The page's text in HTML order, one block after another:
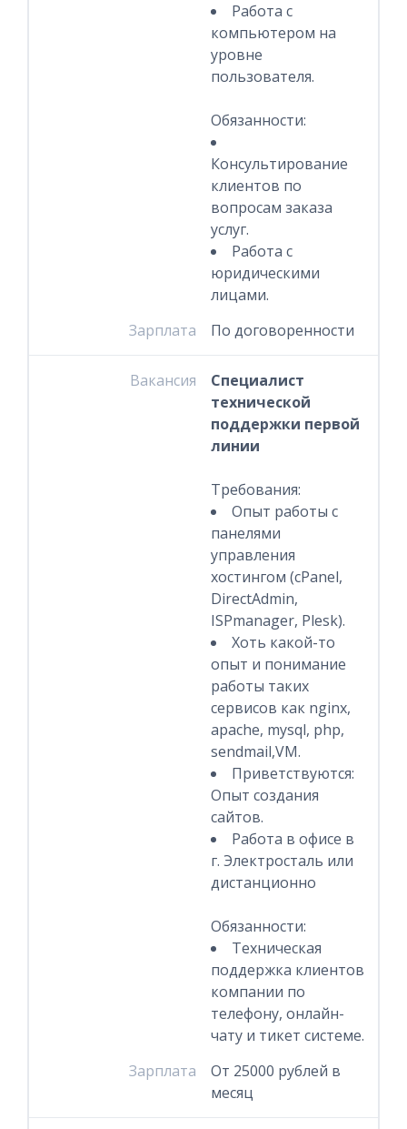
Работа с
компьютером на
уровне
пользователя.
Обязанности:
Консультирование
клиентов по
вопросам заказа
услуг.
Работа с
юридическими
лицами.
Зарплата
По договоренности
Вакансия
Специалист
технической
поддержки первой
линии
Требования:
Опыт работы c
панелями
управления
хостингом (cPanel,
DirectAdmin,
ISPmanager, Plesk).
Хоть какой-то
опыт и понимание
работы таких
сервисов как nginx,
apache, mysql, php,
sendmail,VM.
Приветствуются:
Опыт создания
сайтов.
Работа в офисе в
г. Электросталь или
дистанционно
Обязанности:
Техническая
поддержка клиентов
компании по
телефону, онлайн-
чату и тикет системе.
Зарплата
От 25000 рублей в
месяц